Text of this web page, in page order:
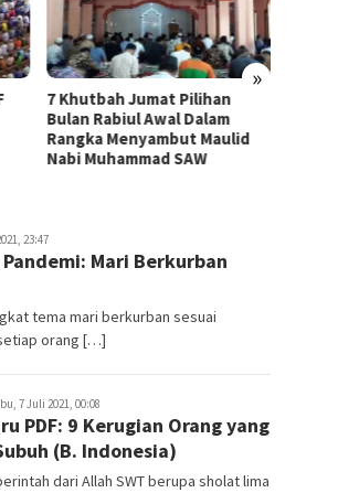
»
7 Khutbah Jumat Pilihan
Bulan Rabiul Awal Dalam
Rangka Menyambut Maulid
Nabi Muhammad SAW
23:47
Mari Berkurban
tema mari berkurban sesuai
orang […]
7 Juli 2021, 00:08
PDF: 9 Kerugian Orang yang
(B. Indonesia)
dari Allah SWT berupa sholat lima